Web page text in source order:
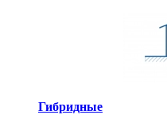
Гибридные